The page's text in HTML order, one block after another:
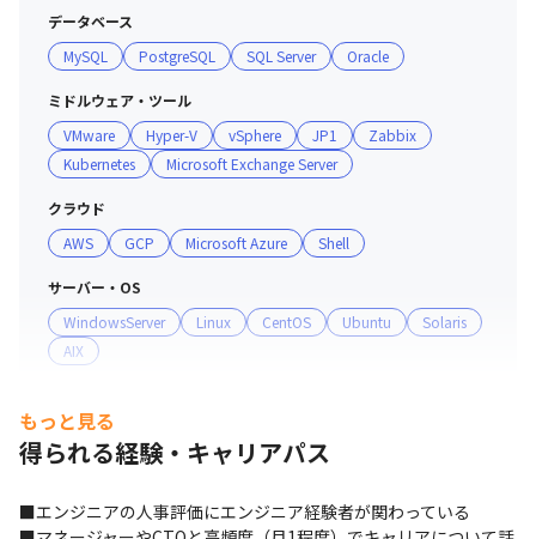
データベース
MySQL
PostgreSQL SQL Server Oracle
ミドルウェア・ツール
VMware
Hyper-V vSphere JP1
Zabbix
Kubernetes
Microsoft Exchange Server
クラウド
AWS
GCP Microsoft Azure Shell
サーバー・OS
WindowsServer
Linux CentOS Ubuntu
Solaris
AIX
SharePoint
もっと見る
得られる経験・キャリアパス
■エンジニアの人事評価にエンジニア経験者が関わっている